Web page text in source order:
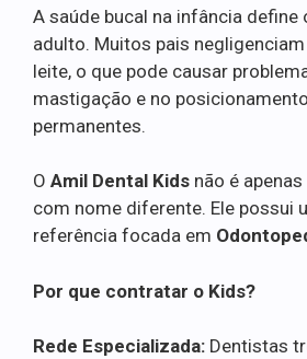
A saúde bucal na infância define
adulto. Muitos pais
leite, o que pode causar
mastigação e no
permanentes.
O Amil Dental Kids não é
com nome diferente. Ele possui
referência focada em
Por que contratar o Kids?
Rede Especializada: Dentistas